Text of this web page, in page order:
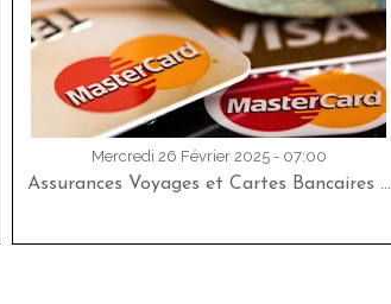
Mercredi 26 Février 2025 - 07:00
Assurances Voyages et Cartes Bancaires …